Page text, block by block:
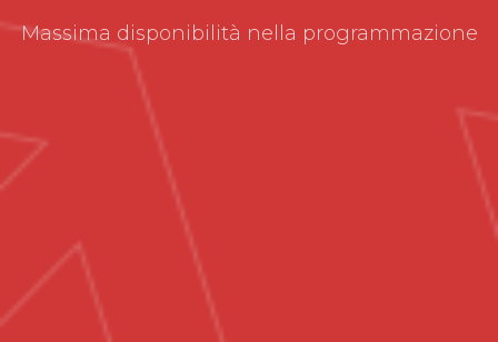
Massima disponibilità nella programmazione